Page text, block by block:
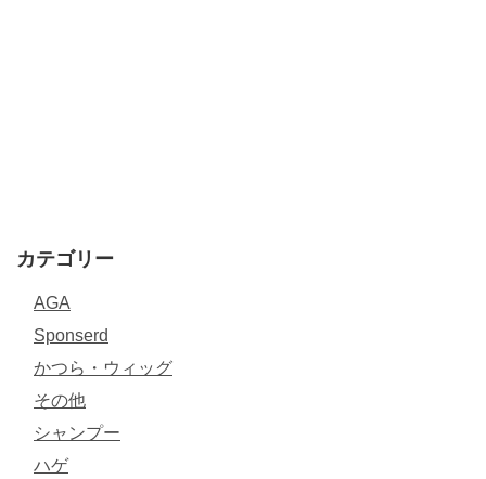
カテゴリー
AGA
Sponserd
かつら・ウィッグ
その他
シャンプー
ハゲ